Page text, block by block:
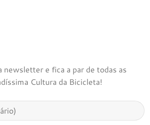
newsletter e fica a par de todas as
Cultura da Bicicleta!